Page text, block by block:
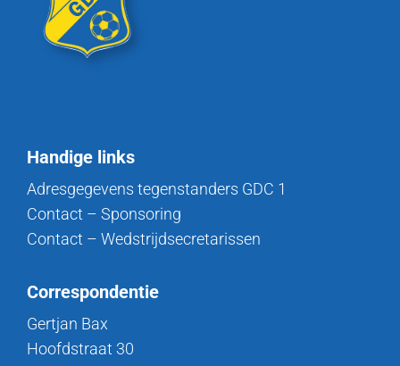
Handige links
Adresgegevens tegenstanders GDC 1
Contact – Sponsoring
Contact – Wedstrijdsecretarissen
Correspondentie
Gertjan Bax
Hoofdstraat 30